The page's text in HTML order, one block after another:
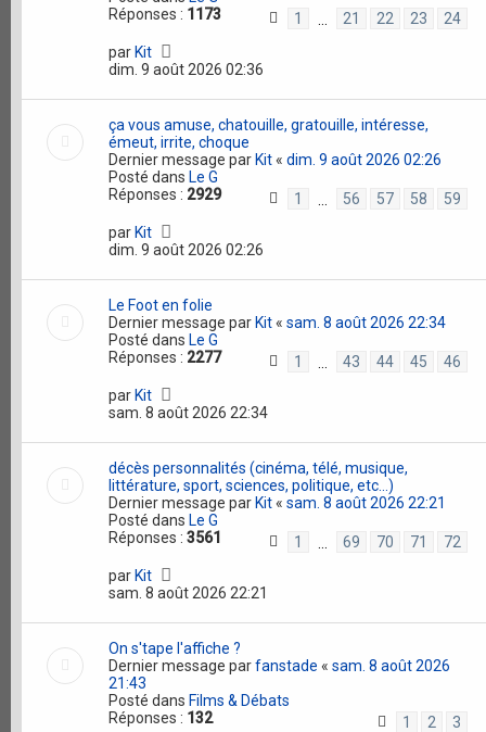
Réponses : 1173 1 21 22 23
24
par Kit
dim. 9 août 2026 02:36
ça vous amuse, chatouille, gratouille, intéresse,
émeut, irrite, choque
Dernier message par Kit« dim. 9 août 2026 02:26
Posté dans Le G
Réponses : 2929 1 56 57 58
59
par Kit
dim. 9 août 2026 02:26
Le Foot en folie
Dernier message par Kit« sam. 8 août 2026 22:34
Posté dans Le G
Réponses : 2277 1 43 44 45
46
par Kit
sam. 8 août 2026 22:34
décès personnalités (cinéma, télé, musique,
littérature, sport, sciences, politique, etc...)
Dernier message par Kit« sam. 8 août 2026 22:21
Posté dans Le G
Réponses : 3561 1 69 70 71
72
par Kit
sam. 8 août 2026 22:21
On s'tape l'affiche ?
Dernier message parfanstade « sam. 8 août 2026
21:43
Posté dans Films & Débats
Réponses : 132 1 2
3